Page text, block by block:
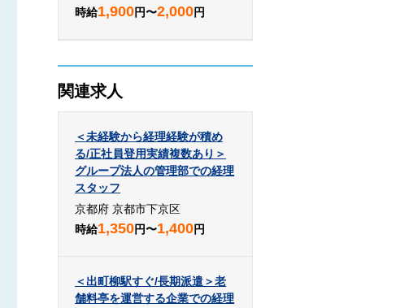
時給1,900円〜2,000円
関連求人
＜未経験から経理経験が積め
る/正社員登用実績複数あり＞
グループ法人の管理部での経理
スタッフ
京都府 京都市下京区
時給1,350円〜1,400円
＜出町柳駅すぐ/長期派遣＞老
舗料亭を運営する企業での経理